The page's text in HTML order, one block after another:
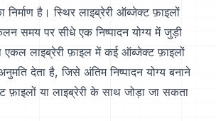
निर्माण है। स्थिर लाइब्रेरी ऑब्जेक्ट फ़ाइलों
समय पर सीधे एक निष्पादन योग्य में जुड़ी
एकल लाइब्रेरी फ़ाइल में कई ऑब्जेक्ट फ़ाइलों
देता है, जिसे अंतिम निष्पादन योग्य बनाने
या लाइब्रेरी के साथ जोड़ा जा सकता